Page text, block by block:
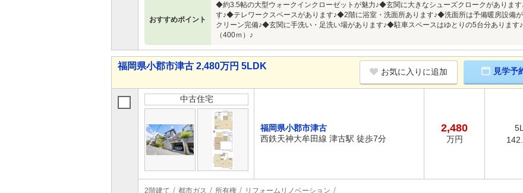
おすすめポイント
◆約3.5帖の大型ウォークインクローゼットが魅力♪◆玄関に大きなシューズクロークがありま
す♪◆テレワークスペースがあります♪◆2階に浴室・洗面所あります♪◆洗面所は予備暖房設備
クリーン完備♪◆玄関に手洗い・足洗い場があります♪◆駐車スペースはゆとりの5台分ありま
（400ｍ）♪
福岡県小郡市津古 2,480万円 5LDK
お気に入りに追加 見学予
中古住宅
福岡県小郡市津古
西鉄天神大牟田線 津古駅 徒歩7分
2,480
万円
2階建て 都市ガス 所有権 リフォームリノベーション